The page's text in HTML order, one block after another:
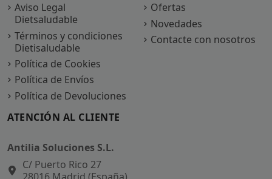
Aviso Legal
Dietsaludable
Términos y condiciones
Dietisaludable
Política de Cookies
Política de Envíos
Política de Devoluciones
Ofertas
Novedades
Contacte con nosotros
ATENCIÓN AL CLIENTE
Antilia Soluciones S.L.
C/ Puerto Rico 27